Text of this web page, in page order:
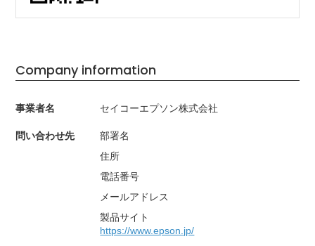
Company information
事業者名 セイコーエプソン株式会社
問い合わせ先
部署名
住所
電話番号
メールアドレス
製品サイト
https://www.epson.jp/